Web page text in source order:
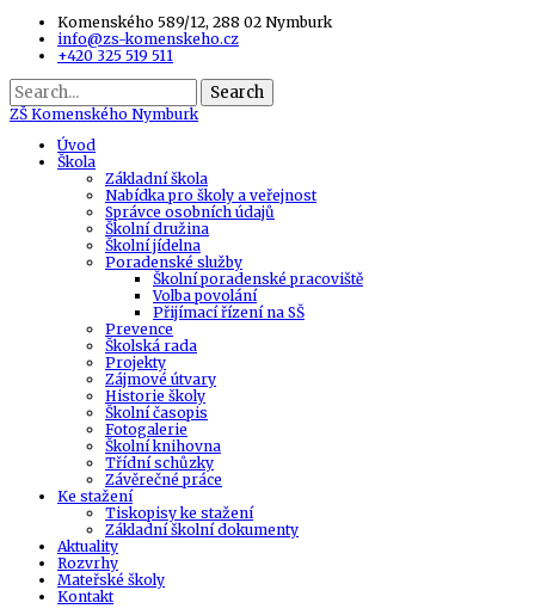
Komenského 589/12, 288 02 Nymburk
info@zs-komenskeho.cz
+420 325 519 511
Search
ZŠ Komenského Nymburk
Úvod
Škola
Základní škola
Nabídka pro školy a veřejnost
Správce osobních údajů
Školní družina
Školní jídelna
Poradenské služby
Školní poradenské pracoviště
Volba povolání
Přijímací řízení na SŠ
Prevence
Školská rada
Projekty
Zájmové útvary
Historie školy
Školní časopis
Fotogalerie
Školní knihovna
Třídní schůzky
Závěrečné práce
Ke stažení
Tiskopisy ke stažení
Základní školní dokumenty
Aktuality
Rozvrhy
Mateřské školy
Kontakt